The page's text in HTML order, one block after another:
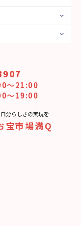
〜21:00
～19:00
分らしさの実現を
宝市場満Q